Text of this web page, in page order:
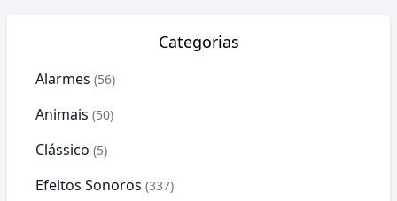
Categorias
Alarmes (56)
Animais (50)
Clássico (5)
Efeitos Sonoros (337)